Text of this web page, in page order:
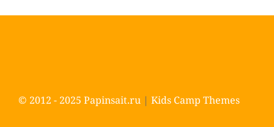
© 2012 - 2025 Papinsait.ru | Kids Camp Themes